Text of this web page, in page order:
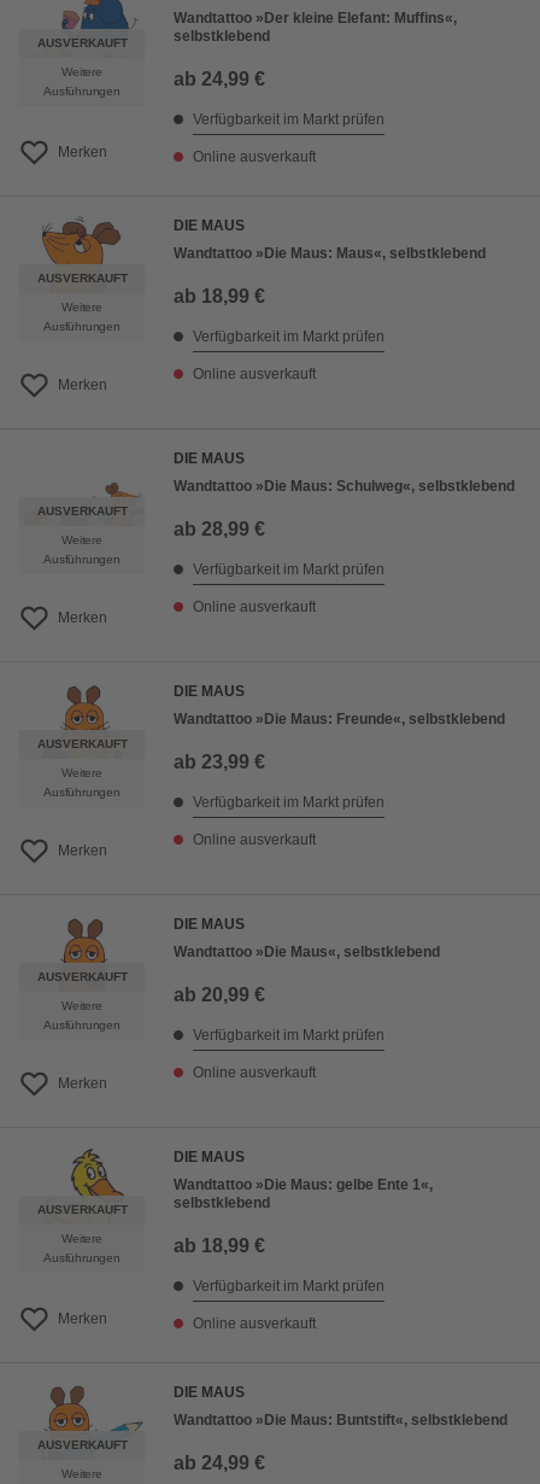
Bewertung
AUSVERKAUFT
Weitere
Ausführungen
Merken
Wandtattoo »Der kleine Elefant: Muffins«,
selbstklebend
ab 24,99 €
Verfügbarkeit im Markt prüfen
Online ausverkauft
AUSVERKAUFT
Weitere
Ausführungen
Merken
DIE MAUS
Wandtattoo »Die Maus: Maus«, selbstklebend
ab 18,99 €
Verfügbarkeit im Markt prüfen
Online ausverkauft
AUSVERKAUFT
Weitere
Ausführungen
Merken
DIE MAUS
Wandtattoo »Die Maus: Schulweg«, selbstklebend
ab 28,99 €
Verfügbarkeit im Markt prüfen
Online ausverkauft
AUSVERKAUFT
Weitere
Ausführungen
Merken
DIE MAUS
Wandtattoo »Die Maus: Freunde«, selbstklebend
ab 23,99 €
Verfügbarkeit im Markt prüfen
Online ausverkauft
AUSVERKAUFT
Weitere
Ausführungen
Merken
DIE MAUS
Wandtattoo »Die Maus«, selbstklebend
ab 20,99 €
Verfügbarkeit im Markt prüfen
Online ausverkauft
AUSVERKAUFT
Weitere
Ausführungen
Merken
DIE MAUS
Wandtattoo »Die Maus: gelbe Ente 1«,
selbstklebend
ab 18,99 €
Verfügbarkeit im Markt prüfen
Online ausverkauft
AUSVERKAUFT
Weitere
DIE MAUS
Wandtattoo »Die Maus: Buntstift«, selbstklebend
ab 24,99 €